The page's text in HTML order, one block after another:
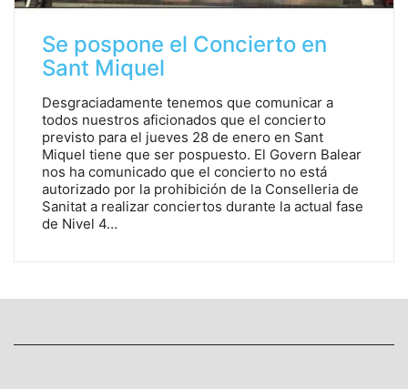
Se pospone el Concierto en
Sant Miquel
Desgraciadamente tenemos que comunicar a
todos nuestros aficionados que el concierto
previsto para el jueves 28 de enero en Sant
Miquel tiene que ser pospuesto. El Govern Balear
nos ha comunicado que el concierto no está
autorizado por la prohibición de la Conselleria de
Sanitat a realizar conciertos durante la actual fase
de Nivel 4…